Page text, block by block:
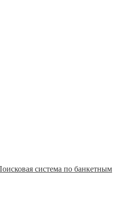
система по банкетным